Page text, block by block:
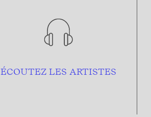
ÉCOUTEZ LES ARTISTES